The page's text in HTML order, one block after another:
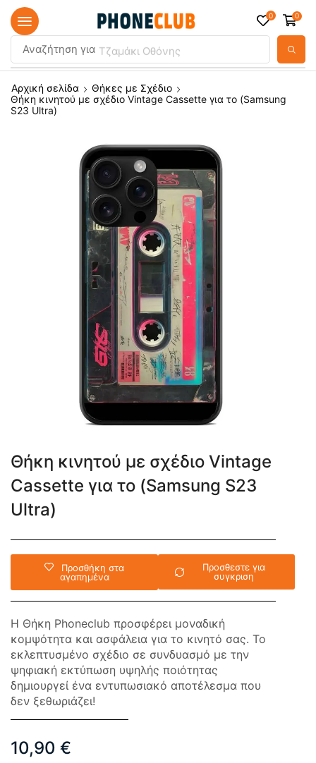
Αναζήτηση για Τζαμάκι Οθόνης
0 0
Αρχική σελίδα
Θήκες με Σχέδιο
Θήκη κινητού με σχέδιο Vintage Cassette για το (Samsung
S23 Ultra)
Θήκη κινητού με σχέδιο Vintage
Cassette για το (Samsung S23
Ultra)
Προσθήκη στα
αγαπημένα
Προσθεστε για
συγκριση
Η Θήκη Phoneclub προσφέρει μοναδική
κομψότητα και ασφάλεια για το κινητό σας. Το
εκλεπτυσμένο σχέδιο σε συνδυασμό με την
ψηφιακή εκτύπωση υψηλής ποιότητας
δημιουργεί ένα εντυπωσιακό αποτέλεσμα που
δεν ξεθωριάζει!
10,90 €